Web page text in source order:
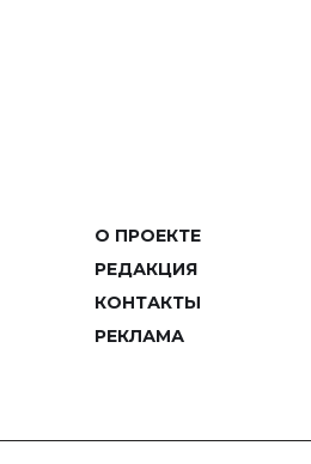
О ПРОЕКТЕ
РЕДАКЦИЯ
КОНТАКТЫ
РЕКЛАМА